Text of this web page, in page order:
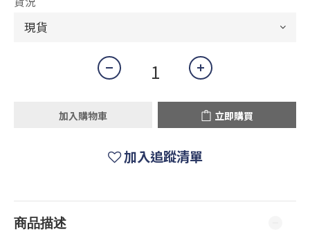
加入購物車 立即購買
加入追蹤清單
商品描述